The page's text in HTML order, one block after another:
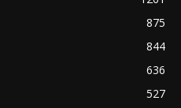
875
844
636
527